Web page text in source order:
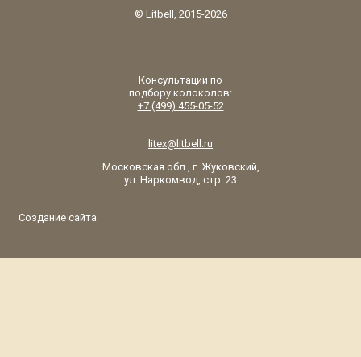
© Litbell, 2015-2026
Консультации по
подбору колоколов:
+7 (499) 455-05-52
litex@litbell.ru
Московская обл., г. Жуковский,
ул. Наркомвод, стр. 23
Создание сайта